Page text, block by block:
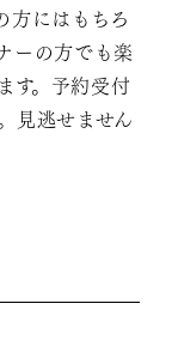
方にはもちろ
ーの方でも楽
す。予約受付
見逃せません